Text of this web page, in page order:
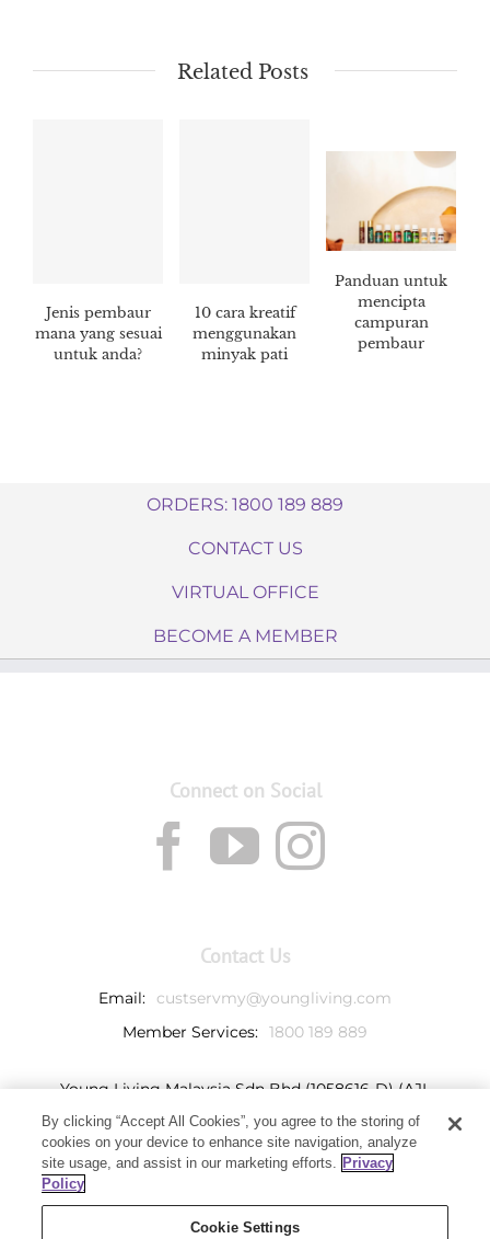
Related Posts
Jenis pembaur
mana yang sesuai
untuk anda?
10 cara kreatif
menggunakan
minyak pati
Panduan untuk
mencipta
campuran
pembaur
ORDERS: 1800 189 889
CONTACT US
VIRTUAL OFFICE
BECOME A MEMBER
Connect on Social
Contact Us
Email:
custservmy@youngliving.com
Member Services: 1800 189 889
Young Living Malaysia Sdn Bhd (1058616-D) (AJL
932069)
Ground Floor, Tower 7
Avenue 3, Bangsar South,
59200 Kuala Lumpur, Malaysia
By clicking “Accept All Cookies”, you agree to the storing of
cookies on your device to enhance site navigation, analyze
site usage, and assist in our marketing efforts. Privacy
Policy
Cookie Settings